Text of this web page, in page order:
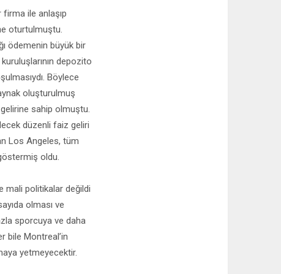
firma ile anlaşıp
oturtulmuştu.
ödemenin büyük bir
depozito
Böylece
oluşturulmuş
sahip olmuştu.
düzenli faiz geliri
Los Angeles, tüm
oldu.
mali politikalar değildi
olması ve
sporcuya ve daha
bile Montreal’in
yetmeyecektir.